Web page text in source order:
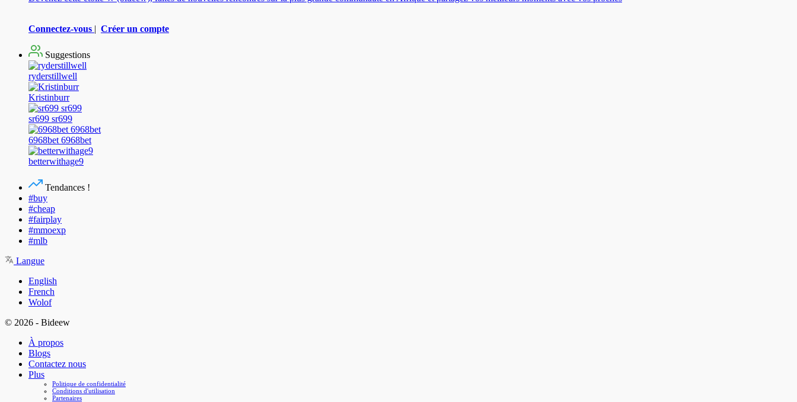
Connectez-vous | Créer un compte
Suggestions
ryderstillwell
Kristinburr
sr699 sr699
6968bet 6968bet
betterwithage9
Tendances !
#buy
#cheap
#fairplay
#mmoexp
#mlb
Langue
English
French
Wolof
© 2026 - Bideew
À propos
Blogs
Contactez nous
Plus
Politique de confidentialité
Conditions d'utilisation
Partenaires